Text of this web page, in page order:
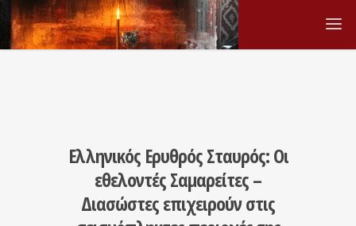
Ελληνικός Ερυθρός Σταυρός: Οι
εθελοντές Σαμαρείτες –
Διασώστες επιχειρούν στις